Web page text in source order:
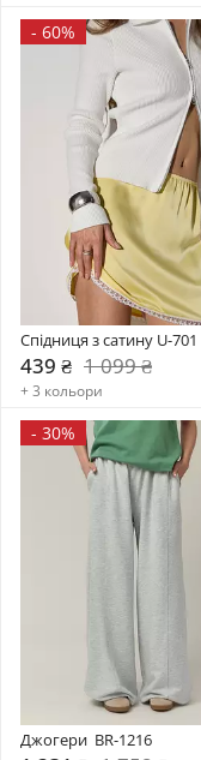
- 60%
Спідниця з сатину U-701
439 ₴ 1 099 ₴
+ 3 кольори
- 30%
Джогери  BR-1216